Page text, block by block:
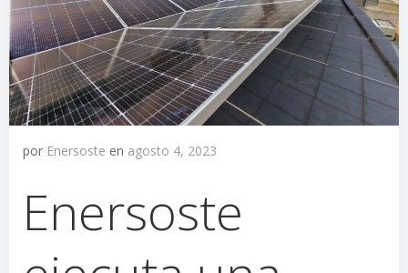
por Enersoste en agosto 4, 2023
Enersoste